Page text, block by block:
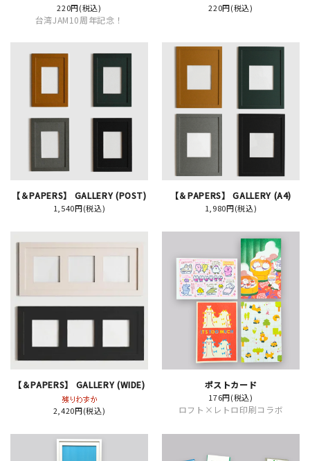
シルクスクリーン
本
JAMグッズ
在庫限り
おすすめ特集
220円(税込)
台湾JAM10周年記念！
220円(税込)
【＆PAPERS】 GALLERY (POST)
1,540円(税込)
【＆PAPERS】 GALLERY (A4)
1,980円(税込)
【＆PAPERS】 GALLERY (WIDE)
2,420円(税込)
ポストカード
176円(税込)
ロフト×レトロ印刷コラボ